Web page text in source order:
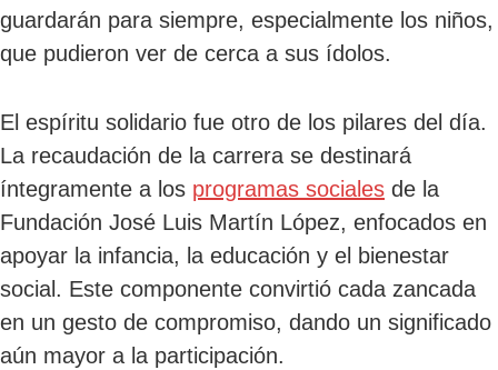
guardarán para siempre, especialmente los niños,
que pudieron ver de cerca a sus ídolos.
El espíritu solidario fue otro de los pilares del día.
La recaudación de la carrera se destinará
íntegramente a los programas sociales de la
Fundación José Luis Martín López, enfocados en
apoyar la infancia, la educación y el bienestar
social. Este componente convirtió cada zancada
en un gesto de compromiso, dando un significado
aún mayor a la participación.